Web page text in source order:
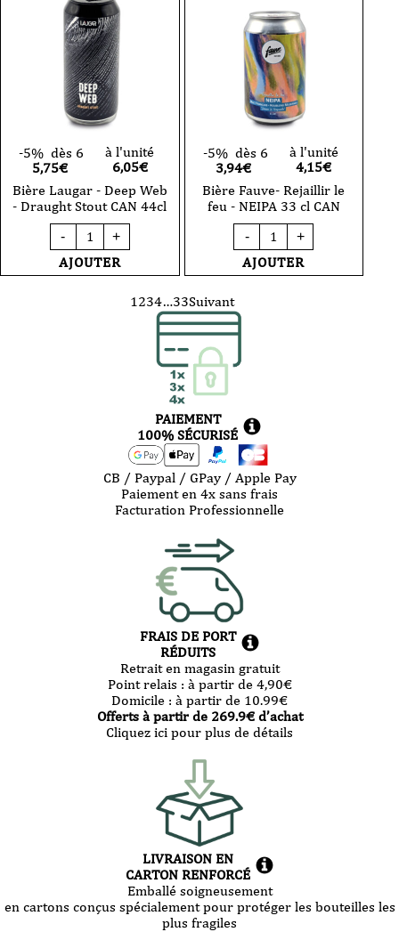
Stout
Caramel
Noix
de
Pécan
-
CAN
33cl
-5% dès 6
5,75€
à l'unité
6,05€
Bière Laugar - Deep Web
- Draught Stout CAN 44cl
-
quantité
de
Bière
Laugar
+
AJOUTER
-5% dès 6
3,94€
à l'unité
4,15€
Bière Fauve- Rejaillir le
feu - NEIPA 33 cl CAN
-
quantité
de
Bière
Fauve-
+
AJOUTER
1234…33Suivant
PAIEMENT
100% SÉCURISÉ
CB / Paypal / GPay / Apple Pay
Paiement en 4x sans frais
Facturation Professionnelle
FRAIS DE PORT
RÉDUITS
Retrait en magasin gratuit
Point relais : à partir de 4,90€
Domicile : à partir de 10.99€
Offerts à partir de 269.9€ d’achat
Cliquez ici pour plus de détails
LIVRAISON EN
CARTON RENFORCÉ
Emballé soigneusement
en cartons conçus spécialement pour protéger les bouteilles les
plus fragiles